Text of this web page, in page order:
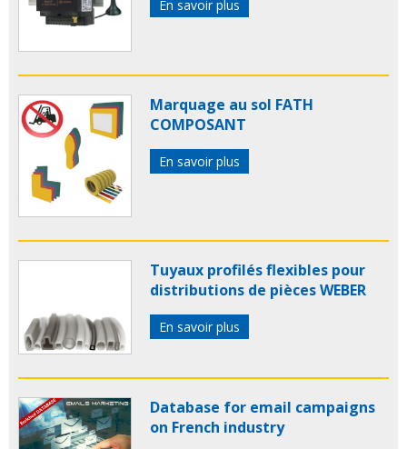
En savoir plus
Marquage au sol FATH
COMPOSANT
En savoir plus
Tuyaux profilés flexibles pour
distributions de pièces WEBER
En savoir plus
Database for email campaigns
on French industry